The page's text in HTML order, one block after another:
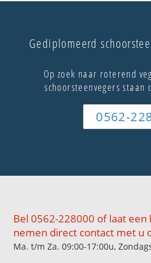
Gediplomeerd
Op zoek naar roterend
schoorsteenvegers
0562-
Bel 0562-228000 of laat
nemen direct contact met u
Ma. t/m Za. 09:00-17:00u,